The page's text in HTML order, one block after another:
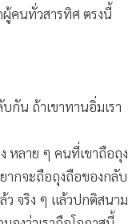
คนทั่วสารทิศ ตรงนี้
กัน ถ้าเขาทานอิ่มเรา
หลาย ๆ คนที่เขาถือถุง
ากจะถือถุงถือของกลับ
จริง ๆ แล้วปกติสนาม